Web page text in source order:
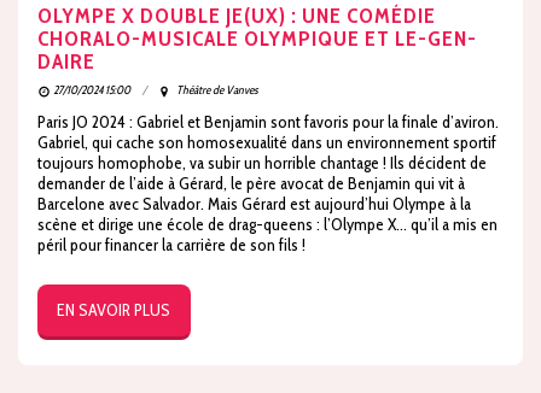
OLYMPE X DOUBLE JE(UX) : UNE COMÉDIE
CHORALO-MUSICALE OLYMPIQUE ET LE-GEN-
DAIRE
27/10/2024 15:00 Théâtre de Vanves
Paris JO 2024 : Gabriel et Benjamin sont favoris pour la finale d’aviron.
Gabriel, qui cache son homosexualité dans un environnement sportif
toujours homophobe, va subir un horrible chantage ! Ils décident de
demander de l’aide à Gérard, le père avocat de Benjamin qui vit à
Barcelone avec Salvador. Mais Gérard est aujourd’hui Olympe à la
scène et dirige une école de drag-queens : l’Olympe X… qu’il a mis en
péril pour financer la carrière de son fils !
EN SAVOIR PLUS